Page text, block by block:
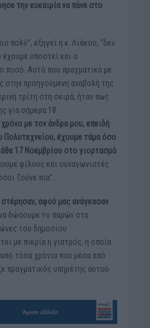
την ευκαιρία να πάνε στο
πολύ”, εξηγεί η κ. Λιάκου, “δεν
έχουμε υποστεί και ο
ποσό. Αυτό που πραγματικά με
στην προηγούμενη αναβολή της
τρίτη στη σειρά, ήταν πως
για σήμερα 18
χρόνο με τον άνδρα μου, επειδή
Πολυτεχνείου, έχουμε τάμα όσο
17 Νοεμβρίου στο γιορτασμό
φίλους και συναγωνιστές
ζούνε πια”.
αφού μας ανάγκασαν
δώσουμε το παρών στα
του δημοσίου
με πικρία η γιατρός, η οποία
τόσα χρόνια που μέσα από
πραγματικός υπηρέτης αυτού